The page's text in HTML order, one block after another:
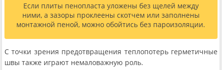
Если плиты пенопласта уложены без щелей между
ними, а зазоры проклеены скотчем или заполнены
монтажной пеной, можно обойтись без пароизоляции.
С точки зрения предотвращения теплопотерь герметичные
швы также играют немаловажную роль.